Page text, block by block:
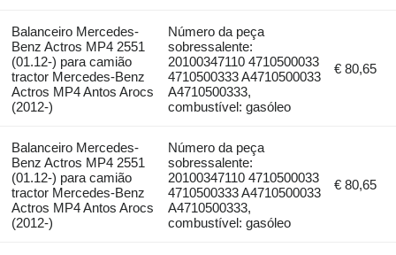
Balanceiro Mercedes-
Benz Actros MP4 2551
(01.12-) para camião
tractor Mercedes-Benz
Actros MP4 Antos Arocs
(2012-)
Número da peça
sobressalente:
20100347110 4710500033
4710500333 A4710500033
A4710500333,
combustível: gasóleo
€ 80,65
Balanceiro Mercedes-
Benz Actros MP4 2551
(01.12-) para camião
tractor Mercedes-Benz
Actros MP4 Antos Arocs
(2012-)
Número da peça
sobressalente:
20100347110 4710500033
4710500333 A4710500033
A4710500333,
combustível: gasóleo
€ 80,65